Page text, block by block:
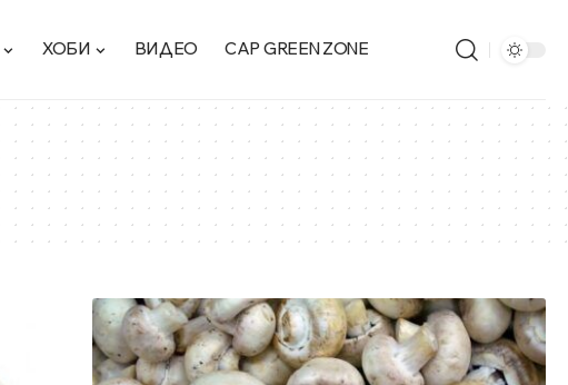
ХОБИ ВИДЕО CAP GREEN ZONE